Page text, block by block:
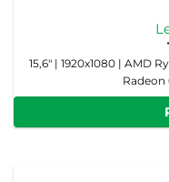
15,6" | 1920x1080 | AMD
Radeon